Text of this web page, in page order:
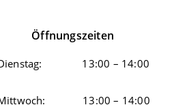
– 14:00
– 14:00